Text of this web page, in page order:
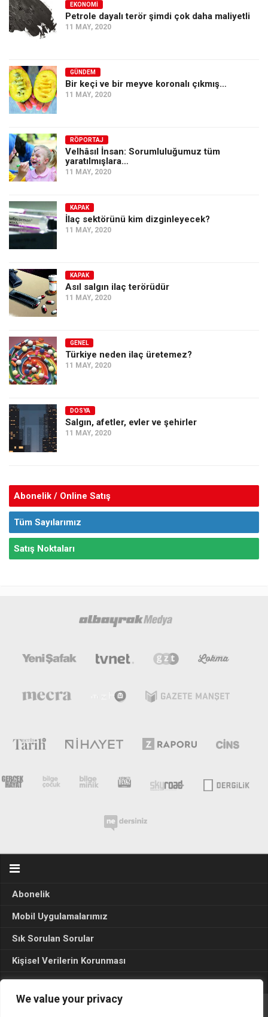
We value your privacy
EKONOMI
Petrole dayalı terör şimdi çok daha maliyetli
11 MAY, 2020
GÜNDEM
Bir keçi ve bir meyve koronalı çıkmış…
11 MAY, 2020
RÖPORTAJ
Velhâsıl İnsan: Sorumluluğumuz tüm
yaratılmışlara…
11 MAY, 2020
KAPAK
İlaç sektörünü kim dizginleyecek?
11 MAY, 2020
KAPAK
Asıl salgın ilaç terörüdür
11 MAY, 2020
GENEL
Türkiye neden ilaç üretemez?
11 MAY, 2020
DOSYA
Salgın, afetler, evler ve şehirler
11 MAY, 2020
Abonelik / Online Satış
Tüm Sayılarımız
Satış Noktaları
Abonelik
Mobil Uygulamalarımız
Sık Sorulan Sorular
Kişisel Verilerin Korunması
Seçim Sonuçları 2024